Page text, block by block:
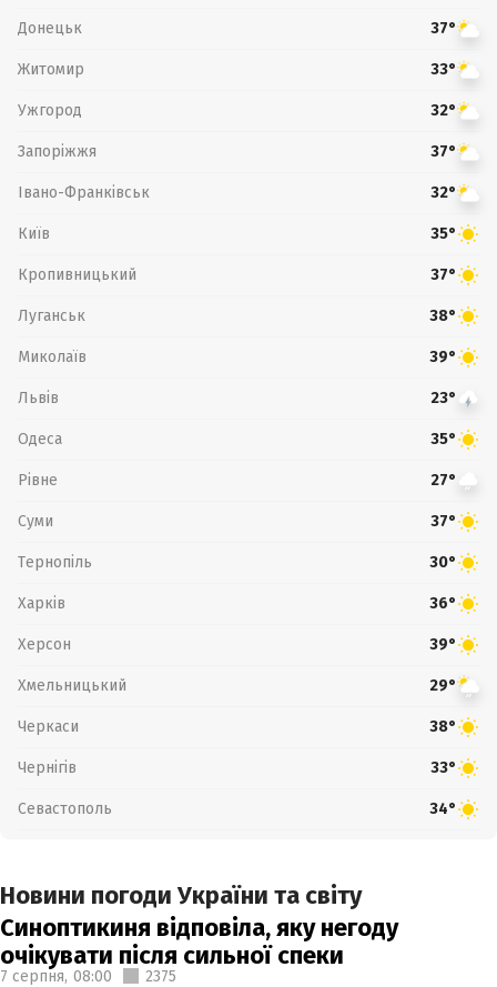
Донецьк 37°
Житомир 33°
Ужгород 32°
Запоріжжя 37°
Івано-Франківськ 32°
Київ 35°
Кропивницький 37°
Луганськ 38°
Миколаїв 39°
Львів 23°
Одеса 35°
Рівне 27°
Суми 37°
Тернопіль 30°
Харків 36°
Херсон 39°
Хмельницький 29°
Черкаси 38°
Чернігів 33°
Севастополь 34°
Новини погоди України та світу
Синоптикиня відповіла, яку негоду
очікувати після сильної спеки
7 серпня, 08:00 2375